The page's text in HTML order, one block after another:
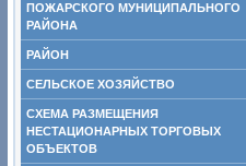
ПОЖАРСКОГО МУНИЦИПАЛЬНОГО
РАЙОНА
РАЙОН
СЕЛЬСКОЕ ХОЗЯЙСТВО
СХЕМА РАЗМЕЩЕНИЯ
НЕСТАЦИОНАРНЫХ ТОРГОВЫХ
ОБЪЕКТОВ